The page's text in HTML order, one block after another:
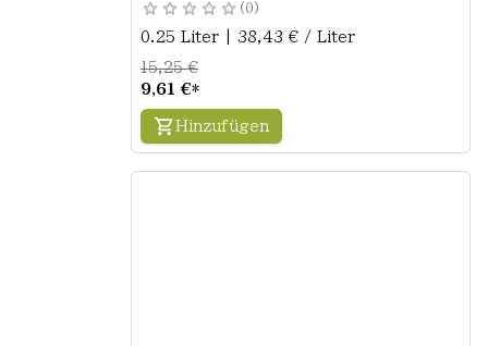
0
0.25 Liter | 38,43 € / Liter
9,61 €*
15,25 €
Hinzufügen